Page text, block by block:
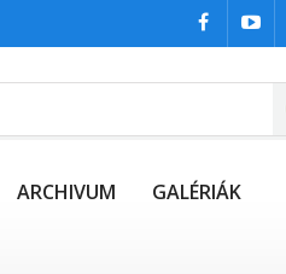
ARCHIVUM GALÉRIÁK